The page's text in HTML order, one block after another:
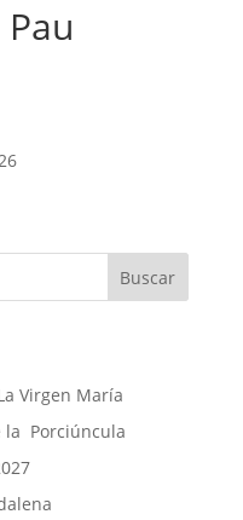
Buscar
Virgen María
la Porciúncula